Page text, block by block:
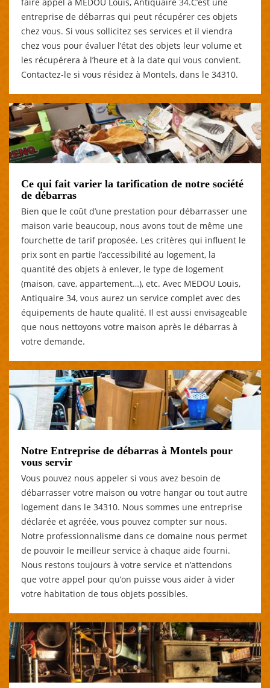
entreprise de débarras qui peut récupérer ces objets
chez vous. Si vous sollicitez ses services et il viendra
chez vous pour évaluer l’état des objets leur volume et
les récupérera à l’heure et à la date qui vous convient.
Contactez-le si vous résidez à Montels, dans le 34310.
Ce qui fait varier la tarification de notre société
de débarras
Bien que le coût d’une prestation pour débarrasser une
maison varie beaucoup, nous avons tout de même une
fourchette de tarif proposée. Les critères qui influent le
prix sont en partie l’accessibilité au logement, la
quantité des objets à enlever, le type de logement
(maison, cave, appartement…), etc. Avec MEDOU Louis,
Antiquaire 34, vous aurez un service complet avec des
équipements de haute qualité. Il est aussi envisageable
que nous nettoyons votre maison après le débarras à
votre demande.
Notre Entreprise de débarras à Montels pour
vous servir
Vous pouvez nous appeler si vous avez besoin de
débarrasser votre maison ou votre hangar ou tout autre
logement dans le 34310. Nous sommes une entreprise
déclarée et agréée, vous pouvez compter sur nous.
Notre professionnalisme dans ce domaine nous permet
de pouvoir le meilleur service à chaque aide fourni.
Nous restons toujours à votre service et n’attendons
que votre appel pour qu’on puisse vous aider à vider
votre habitation de tous objets possibles.